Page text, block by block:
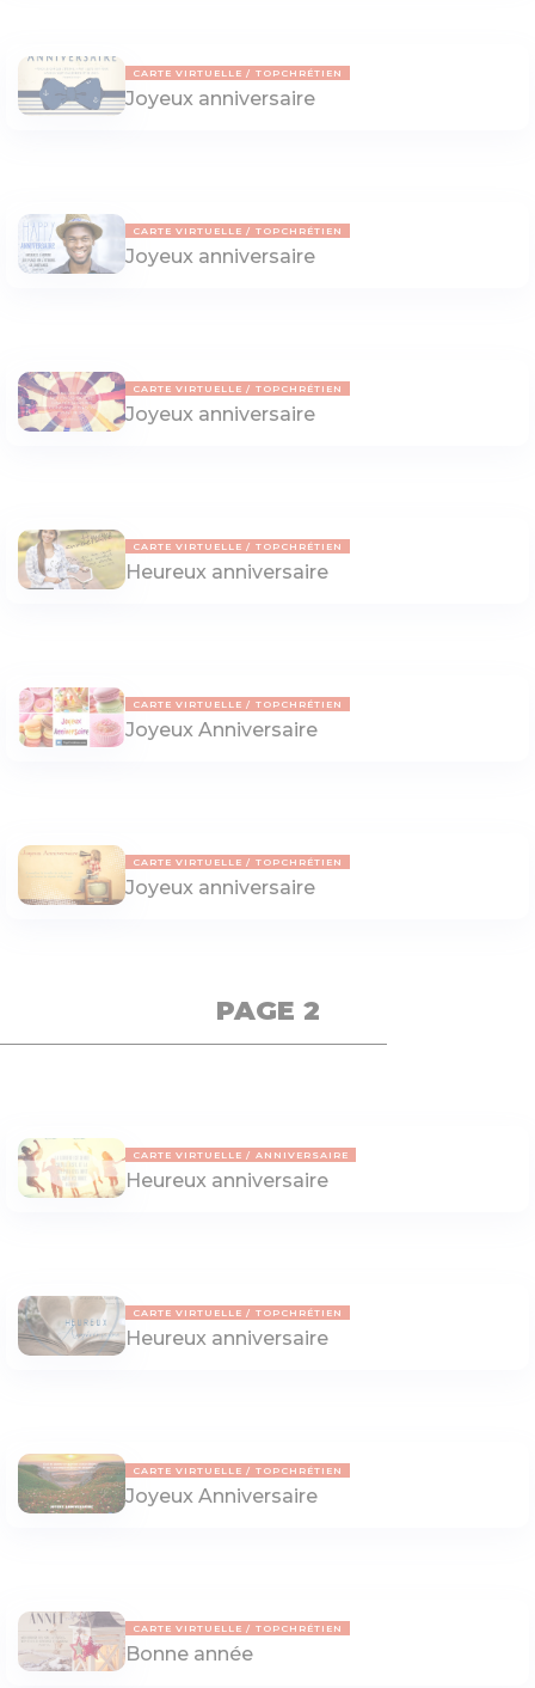
CARTE VIRTUELLE TOPCHRÉTIEN
Joyeux anniversaire
CARTE VIRTUELLE TOPCHRÉTIEN
Joyeux anniversaire
CARTE VIRTUELLE TOPCHRÉTIEN
Joyeux anniversaire
CARTE VIRTUELLE TOPCHRÉTIEN
Heureux anniversaire
CARTE VIRTUELLE TOPCHRÉTIEN
Joyeux Anniversaire
CARTE VIRTUELLE TOPCHRÉTIEN
Joyeux anniversaire
PAGE 2
CARTE VIRTUELLE ANNIVERSAIRE
Heureux anniversaire
CARTE VIRTUELLE TOPCHRÉTIEN
Heureux anniversaire
CARTE VIRTUELLE TOPCHRÉTIEN
Joyeux Anniversaire
CARTE VIRTUELLE TOPCHRÉTIEN
Bonne année